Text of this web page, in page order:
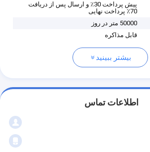
پیش پرداخت 30٪ و ارسال پس از دریافت
70٪ پرداخت نهایی
50000 متر در روز
قابل مذاکره
بیشتر ببینید
اطلاعات تماس